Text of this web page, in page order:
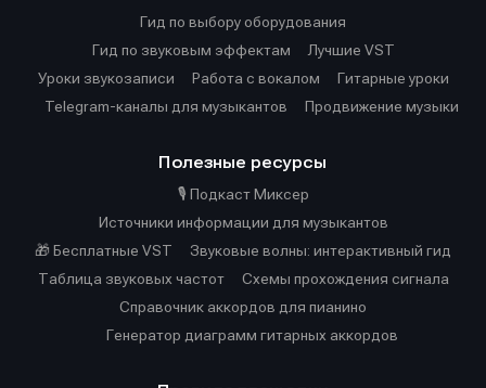
Гид по выбору оборудования
Гид по звуковым эффектам
Лучшие VST
Уроки звукозаписи
Работа с вокалом
Гитарные уроки
Telegram-каналы для музыкантов
Продвижение музыки
Полезные ресурсы
🎙️ Подкаст Миксер
Источники информации для музыкантов
🎁 Бесплатные VST
Звуковые волны: интерактивный гид
Таблица звуковых частот
Cхемы прохождения сигнала
Справочник аккордов для пианино
Генератор диаграмм гитарных аккордов